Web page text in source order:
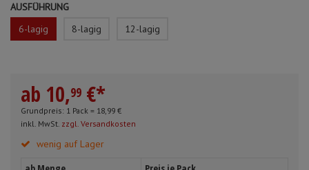
AUSFÜHRUNG
6-lagig
8-lagig 12-lagig
ab 10,99 €*
Grundpreis: 1 Pack = 18,99 €
inkl. MwSt. zzgl. Versandkosten
wenig auf Lager